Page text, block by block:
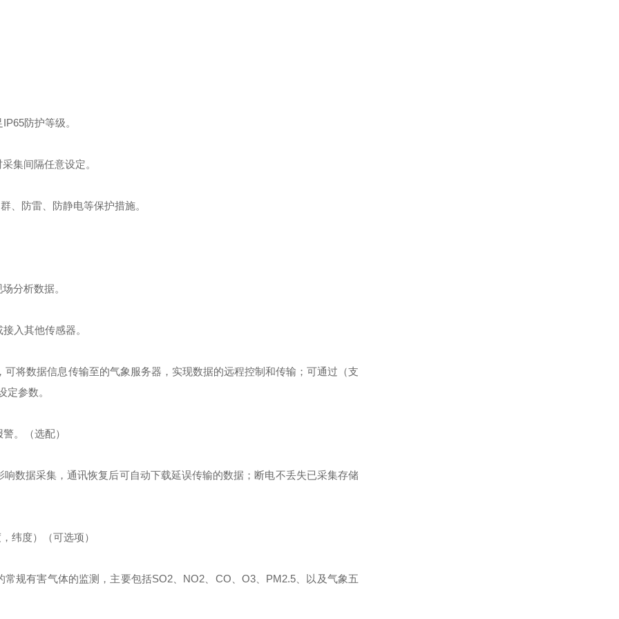
防护等级。
集间隔任意设定。
防雷、防静电等保护措施。
分析数据。
入其他传感器。
将数据信息传输至的气象服务器，实现数据的远程控制和传输；可通过（支
参数。
。（选配）
数据采集，通讯恢复后可自动下载延误传输的数据；断电不丢失已采集存储
纬度）（可选项）
规有害气体的监测，主要包括SO2、NO2、CO、O3、PM2.5、以及气象五